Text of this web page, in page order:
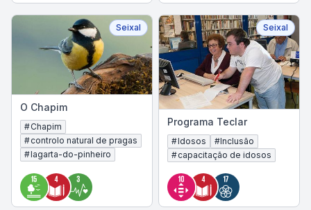
Seixal
O Chapim
#Chapim
#controlo natural de pragas
#lagarta-do-pinheiro
Seixal
Programa Teclar
#Idosos #Inclusão
#capacitação de idosos